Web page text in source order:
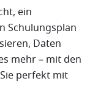
ein
Schulungsplan
Daten
mehr – mit den
perfekt mit